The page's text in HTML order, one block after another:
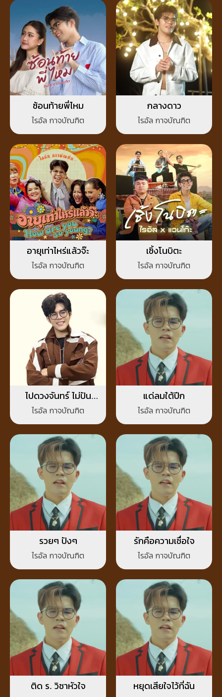
ซ้อนท้ายพี่ไหม
ไรอัล กาจบัณฑิต
กลางดาว
ไรอัล กาจบัณฑิต
อายุเท่าไหร่แล้วจ๊ะ
ไรอัล กาจบัณฑิต
เซิ้งโนบิตะ
ไรอัล กาจบัณฑิต
ไปดวงจันทร์ ไม่ปัน
ดวงใจ
ไรอัล กาจบัณฑิต
แด่ลมใต้ปีก
ไรอัล กาจบัณฑิต
รวยๆ ปังๆ
ไรอัล กาจบัณฑิต
รักคือความเชื่อใจ
ไรอัล กาจบัณฑิต
ติด ร. วิชาหัวใจ หยุดเสียใจไว้ที่ฉัน